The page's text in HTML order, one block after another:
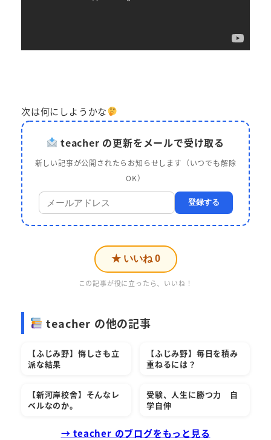
次は何にしようかな
teacher の更新をメールで受け取る
新しい記事が公開されたらお知らせします（いつでも解除
OK）
登録する
★ いいね 0
この記事が役に立ったら、いいね！
teacher の他の記事
【ふじみ野】悔しさも立
派な結果
【ふじみ野】毎日を積み
重ねるには？
【新河岸校舎】そんなレ
ベルなのか。
受験、人生に勝つ力 自
学自伸
→ teacher のブログをもっと見る